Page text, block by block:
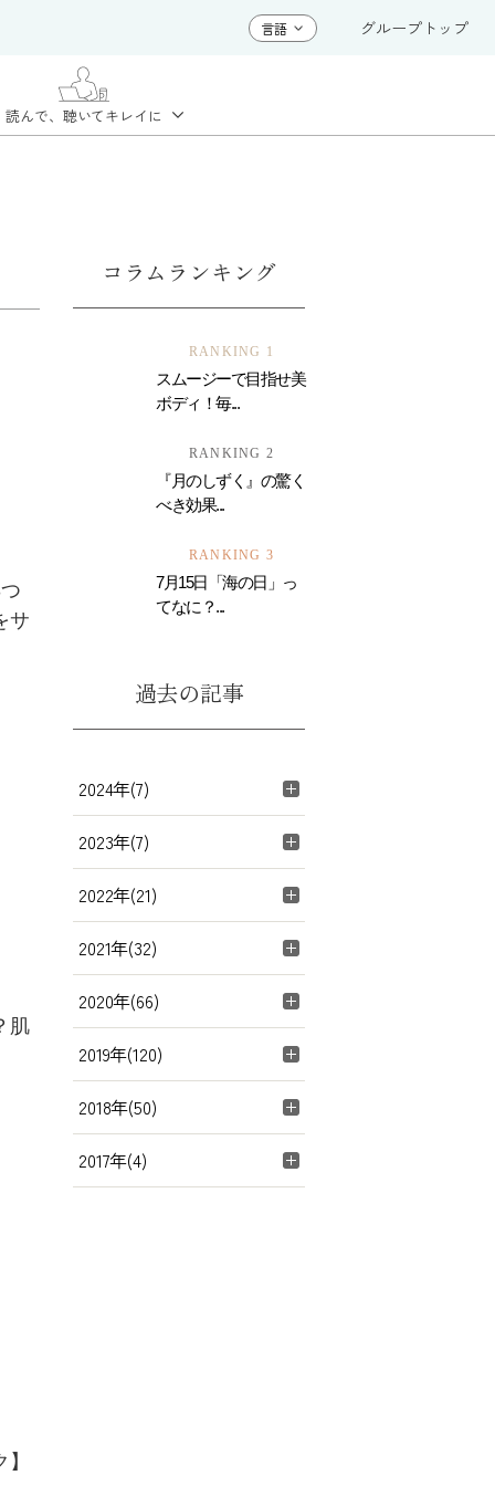
グループトップ
読んで、聴いてキレイに
サ
肌
コラムランキング
RANKING 1
スムージーで目指せ美
ボディ！毎...
RANKING 2
『月のしずく』の驚く
べき効果...
RANKING 3
7月15日「海の日」っ
てなに？...
過去の記事
2024年(7)
2023年(7)
2022年(21)
2021年(32)
2020年(66)
2019年(120)
2018年(50)
2017年(4)